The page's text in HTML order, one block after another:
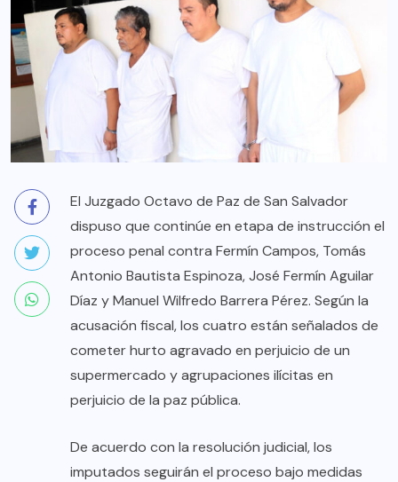
El Juzgado Octavo de Paz de San Salvador
dispuso que continúe en etapa de instrucción el
proceso penal contra Fermín Campos, Tomás
Antonio Bautista Espinoza, José Fermín Aguilar
Díaz y Manuel Wilfredo Barrera Pérez. Según la
acusación fiscal, los cuatro están señalados de
cometer hurto agravado en perjuicio de un
supermercado y agrupaciones ilícitas en
perjuicio de la paz pública.
De acuerdo con la resolución judicial, los
imputados seguirán el proceso bajo medidas